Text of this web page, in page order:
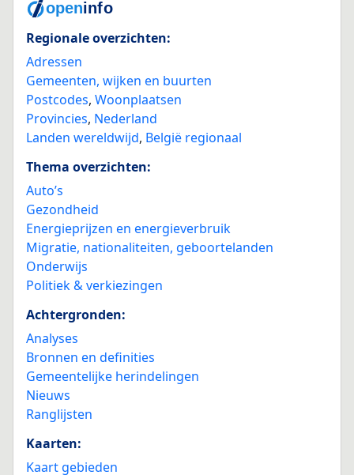
Regionale overzichten:
Adressen
Gemeenten, wijken en buurten
Postcodes, Woonplaatsen
Provincies, Nederland
Landen wereldwijd, België regionaal
Thema overzichten:
Auto’s
Gezondheid
Energieprijzen en energieverbruik
Migratie, nationaliteiten, geboortelanden
Onderwijs
Politiek & verkiezingen
Achtergronden:
Analyses
Bronnen en definities
Gemeentelijke herindelingen
Nieuws
Ranglijsten
Kaarten:
Kaart gebieden